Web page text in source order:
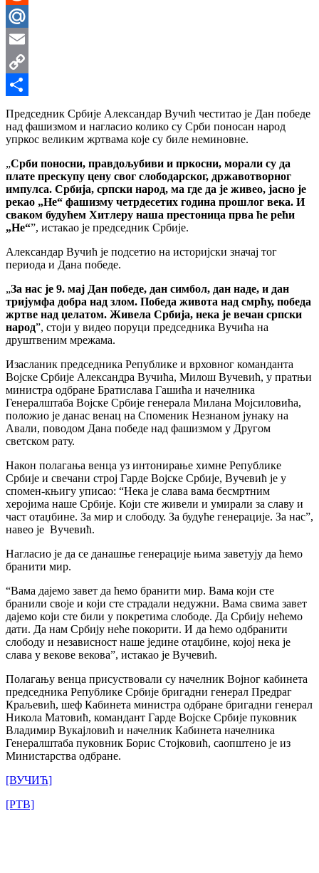
Reddit
Mail.Ru
Email
Copy
Link
Share
Председник Србије Александар Вучић честитао је Дан победе
над фашизмом и нагласио колико су Срби поносан народ
упркос великим жртвама које су биле неминовне.
„Срби поносни, правдољубиви и пркосни, морали су да
плате прескупу цену свог слободарског, државотворног
импулса. Србија, српски народ, ма где да је живео, јасно је
рекао „Не“ фашизму четрдесетих година прошлог века. И
сваком будућем Хитлеру наша престоница прва ће рећи
„Не“”, истакао је председник Србије.
Александар Вучић је подсетио на историјски значај тог
периода и Дана победе.
„За нас је 9. мај Дан победе, дан симбол, дан наде, и дан
тријумфа добра над злом. Победа живота над смрћу, победа
жртве над џелатом. Живела Србија, нека је вечан српски
народ”, стоји у видео поруци председника Вучића на
друштвеним мрежама.
Изасланик председника Републике и врховног команданта
Војске Србије Александра Вучића, Милош Вучевић, у пратњи
министра одбране Братислава Гашића и начелника
Генералштаба Војске Србије генерала Милана Мојсиловића,
положио је данас венац на Споменик Незнаном јунаку на
Авали, поводом Дана победе над фашизмом у Другом
светском рату.
Након полагања венца уз интонирање химне Републике
Србије и свечани строј Гарде Војске Србије, Вучевић је у
спомен-књигу уписао: “Нека је слава вама бесмртним
херојима наше Србије. Који сте живели и умирали за славу и
част отаџбине. За мир и слободу. За будуће генерације. За нас”,
навео је Вучевић.
Нагласио је да се данашње генерације њима заветују да ћемо
бранити мир.
“Вама дајемо завет да ћемо бранити мир. Вама који сте
бранили своје и који сте страдали недужни. Вама свима завет
дајемо који сте били у покретима слободе. Да Србију нећемо
дати. Да нам Србију неће покорити. И да ћемо одбранити
слободу и независност наше једине отаџбине, којој нека је
слава у векове векова”, истакао је Вучевић.
Полагању венца присуствовали су начелник Војног кабинета
председника Републике Србије бригадни генерал Предраг
Краљевић, шеф Кабинета министра одбране бригадни генерал
Никола Матовић, командант Гарде Војске Србије пуковник
Владимир Вукајловић и начелник Кабинета начелника
Генералштаба пуковник Борис Стојковић, саопштено је из
Министарства одбране.
[ВУЧИЋ]
[РТВ]